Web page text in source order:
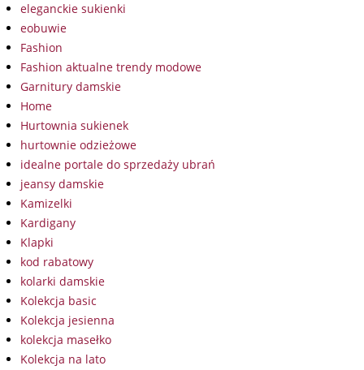
eleganckie sukienki
eobuwie
Fashion
Fashion aktualne trendy modowe
Garnitury damskie
Home
Hurtownia sukienek
hurtownie odzieżowe
idealne portale do sprzedaży ubrań
jeansy damskie
Kamizelki
Kardigany
Klapki
kod rabatowy
kolarki damskie
Kolekcja basic
Kolekcja jesienna
kolekcja masełko
Kolekcja na lato